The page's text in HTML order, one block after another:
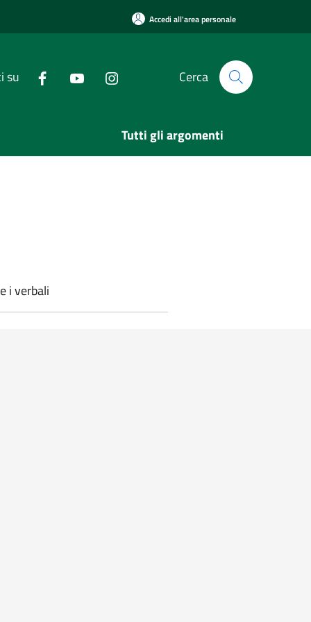
Accedi all'area personale
su Cerca
Tutti gli argomenti
i verbali